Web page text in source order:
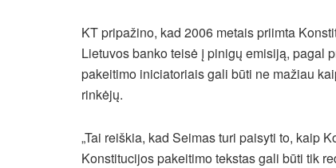
KT pri­pa­ži­no, kad 2006 me­tais pri­im­ta
Lie­tu­vos ban­ko tei­sė į pi­ni­gų emi­si­ją, pa­gal
pakeitimo iniciatoriais gali būti ne mažiau
rinkėjų.
„Tai reiškia, kad Seimas turi paisyti to, kaip
Konstitucijos pakeitimo tekstas gali būti tik